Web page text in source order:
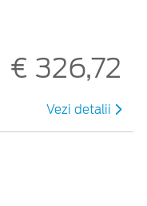
€ 326,72
Vezi detalii